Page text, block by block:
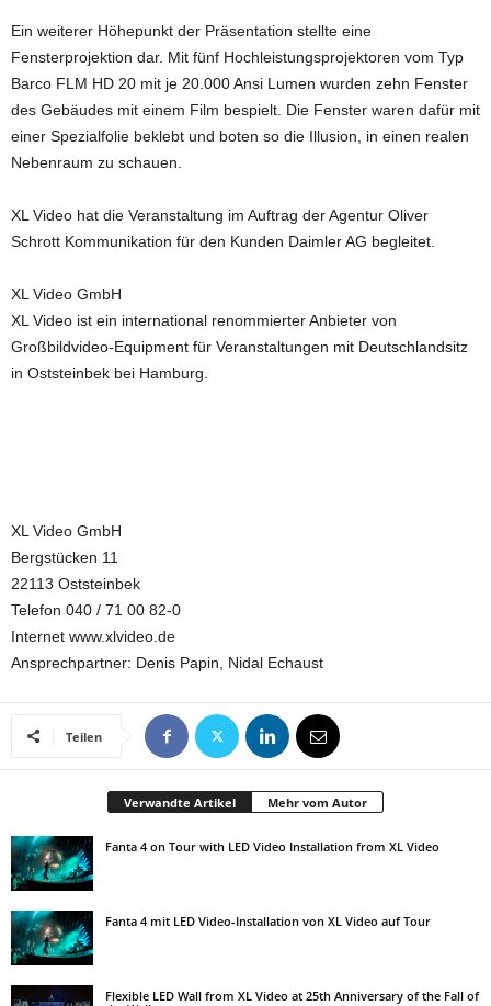
Ein weiterer Höhepunkt der Präsentation stellte eine
Fensterprojektion dar. Mit fünf Hochleistungsprojektoren vom Typ
Barco FLM HD 20 mit je 20.000 Ansi Lumen wurden zehn Fenster
des Gebäudes mit einem Film bespielt. Die Fenster waren dafür mit
einer Spezialfolie beklebt und boten so die Illusion, in einen realen
Nebenraum zu schauen.
XL Video hat die Veranstaltung im Auftrag der Agentur Oliver
Schrott Kommunikation für den Kunden Daimler AG begleitet.
XL Video GmbH
XL Video ist ein international renommierter Anbieter von
Großbildvideo-Equipment für Veranstaltungen mit Deutschlandsitz
in Oststeinbek bei Hamburg.
XL Video GmbH
Bergstücken 11
22113 Oststeinbek
Telefon 040 / 71 00 82-0
Internet www.xlvideo.de
Ansprechpartner: Denis Papin, Nidal Echaust
Teilen
Verwandte Artikel Mehr vom Autor
Fanta 4 on Tour with LED Video Installation from XL Video
Fanta 4 mit LED Video-Installation von XL Video auf Tour
Flexible LED Wall from XL Video at 25th Anniversary of the Fall of